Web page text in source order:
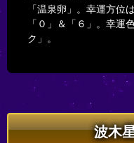
「温泉卵」。幸運方位
「０」＆「６」。幸運
ク」。
波木